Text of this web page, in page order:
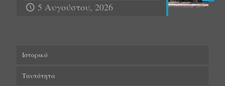
5 Αυγούστου, 2026
Ιστορικό
Ταυτότητα